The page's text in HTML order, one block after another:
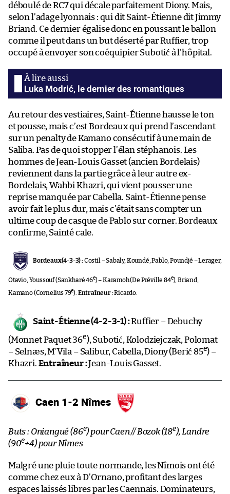
déboulé de RC7 qui décale parfaitement Diony. Mais,
selon l’adage lyonnais : qui dit Saint-Étienne dit Jimmy
Briand. Ce dernier égalise donc en poussant le ballon
comme il peut dans un but déserté par Ruffier, trop
occupé à envoyer son coéquipier Subotić à l’hôpital.
Luka Modrić, le dernier des romantiques
Au retour des vestiaires, Saint-Étienne hausse le ton
et pousse, mais c’est Bordeaux qui prend l’ascendant
sur un penalty de Kamano consécutif à une main de
Saliba. Pas de quoi stopper l’élan stéphanois. Les
hommes de Jean-Louis Gasset (ancien Bordelais)
reviennent dans la partie grâce à leur autre ex-
Bordelais, Wahbi Khazri, qui vient pousser une
reprise manquée par Cabella. Saint-Étienne pense
avoir fait le plus dur, mais c’était sans compter un
ultime coup de casque de Pablo sur corner. Bordeaux
confirme, Sainté cale.
Bordeaux(4-3-3) :Costil – Sabaly, Koundé, Pablo, Poundjé – Lerager,
Otavio, Youssouf (Sankharé 46e) – Karamoh (De Préville 84e), Briand,
Kamano (Cornelius 79e). Entraîneur :Ricardo.
Saint-Étienne (4-2-3-1) :Ruffier – Debuchy
(Monnet Paquet 36e), Subotić, Kolodziejczak, Polomat
– Selnæs, M’Vila – Salibur, Cabella, Diony (Berić 85e) –
Khazri. Entraîneur :Jean-Louis Gasset.
Caen 1-2 Nîmes
Buts : Oniangué (86e) pour Caen // Bozok (18e), Landre
(90e+4) pour Nîmes
Malgré une pluie toute normande, les Nîmois ont été
comme chez eux à D’Ornano, profitant des larges
espaces laissés libres par les Caennais. Dominateurs,